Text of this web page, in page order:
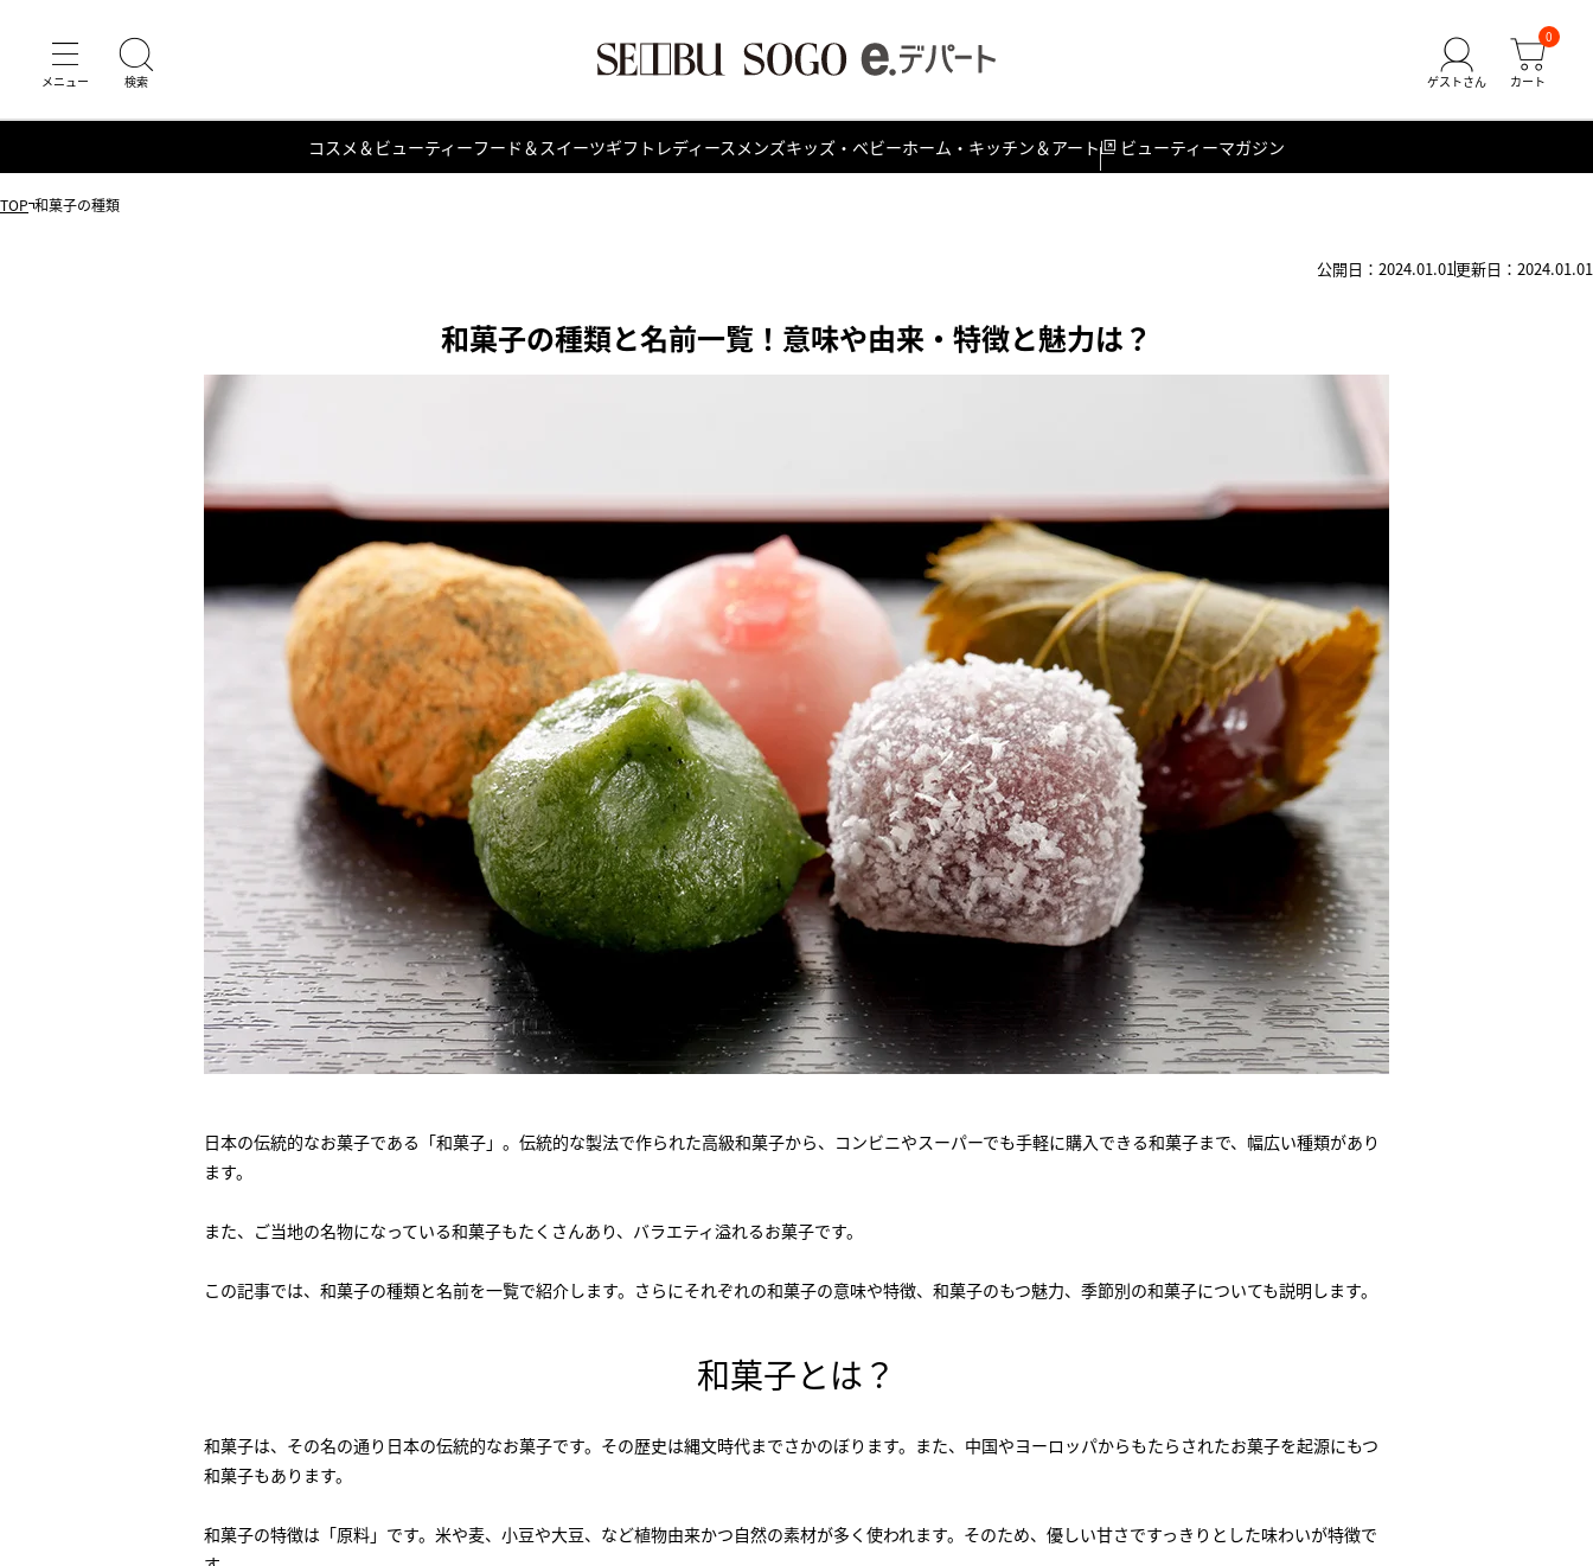
0
コスメ＆ビューティーフード＆スイーツギフト レディース メンズキッズ・ベビーホーム・キッチン＆アート ビューティーマガジン
TOP 和菓子の種類
公開日：2024.01.01更新日：2024.01.01
和菓子の種類と名前一覧！意味や由来・特徴と魅力は？
日本の伝統的なお菓子である「和菓子」。伝統的な製法で作られた高級和菓子から、コンビニやスーパーでも手軽に購入できる和菓子まで、幅広い種類があり
ます。
また、ご当地の名物になっている和菓子もたくさんあり、バラエティ溢れるお菓子です。
この記事では、和菓子の種類と名前を一覧で紹介します。さらにそれぞれの和菓子の意味や特徴、和菓子のもつ魅力、季節別の和菓子についても説明します。
和菓子とは？
和菓子は、その名の通り日本の伝統的なお菓子です。その歴史は縄文時代までさかのぼります。また、中国やヨーロッパからもたらされたお菓子を起源にもつ
和菓子もあります。
和菓子の特徴は「原料」です。米や麦、小豆や大豆、など植物由来かつ自然の素材が多く使われます。そのため、優しい甘さですっきりとした味わいが特徴で